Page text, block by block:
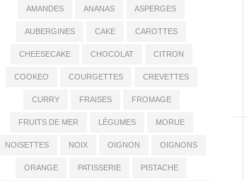
AMANDES ANANAS ASPERGES
AUBERGINES CAKE CAROTTES
CHEESECAKE CHOCOLAT CITRON
COOKEO COURGETTES CREVETTES
CURRY FRAISES FROMAGE
FRUITS DE MER LÉGUMES MORUE
NOISETTES NOIX OIGNON OIGNONS
ORANGE PATISSERIE PISTACHE